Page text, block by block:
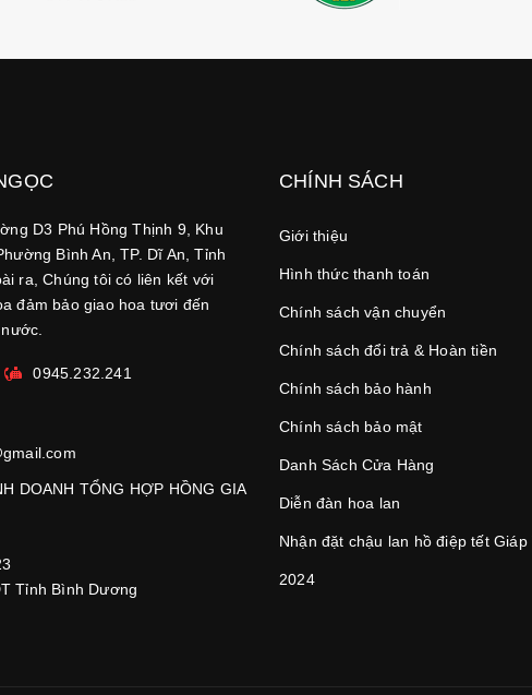
D3 Phú Hồng Thịnh 9, Khu
Bình An, TP. Dĩ An, Tỉnh
ra, Chúng tôi có liên kết với
đảm bảo giao hoa tươi đến
0945.232.241
DOANH TỔNG HỢP HỒNG GIA
Tỉnh Bình Dương
CHÍNH SÁCH
Giới thiệu
Hình thức thanh toán
Chính sách vận chuyển
Chính sách đổi trả & Hoàn tiền
Chính sách bảo hành
Chính sách bảo mật
Danh Sách Cửa Hàng
Diễn đàn hoa lan
Nhận đặt chậu lan hồ điệp tết Giáp
2024